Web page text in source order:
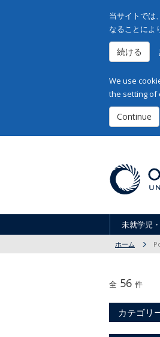
当サイトでは
なることによ
続ける
We use
the setting of
Continue
未就学児
ホーム
全 56 件
カテゴリ